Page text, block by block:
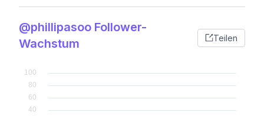
@phillipasoo Follower-
Wachstum
Teilen